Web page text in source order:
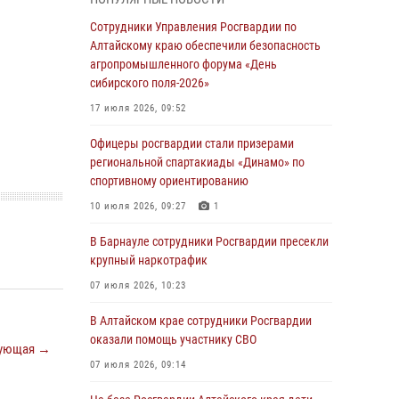
→
бойцы ОМОН «Алтай» провели военно-
патриотическое мероприятие для детей в
лагере «Звёздный»
05 июля 2026, 11:13
Росгвардия Алтайского края приняла участие
храбрости»
04 июля 2026, 11:09
Сотрудники Росгвардии провели встречу с
«Каникулы с Росгвардией»
03 июля 2026, 04:03
провело для детей экскурсию на теплоходе в
рамках акции «Каникулы с Росгвардией»
02 июля 2026, 00:55
Сотрудники Управления Росгвардии по
Алтайскому краю обеспечили безопасность
агропромышленного форума «День
сибирского поля-2026»
17 июля 2026, 09:52
Офицеры росгвардии стали призерами
региональной спартакиады «Динамо» по
спортивному ориентированию
10 июля 2026, 09:27 1
В Барнауле сотрудники Росгвардии пресекли
крупный наркотрафик
07 июля 2026, 10:23
В Алтайском крае сотрудники Росгвардии
оказали помощь участнику СВО
07 июля 2026, 09:14